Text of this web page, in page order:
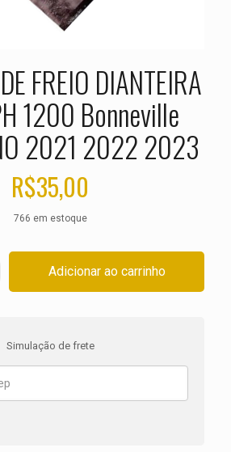
FREIO DIANTEIRA
1200 Bonneville
2021 2022 2023
R$35,00
766 em estoque
Adicionar ao carrinho
Simulação de frete